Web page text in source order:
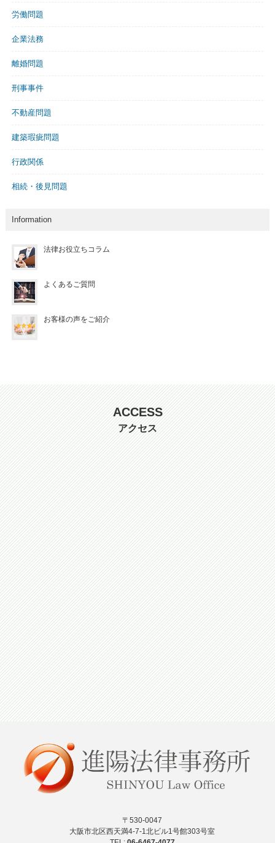
労働問題
企業法務
離婚問題
刑事事件
不動産問題
建築瑕疵問題
行政関係
相続・後見問題
Information
法律お役立ちコラム
よくあるご質問
お客様の声をご紹介
ACCESS
アクセス
〒530-0047
大阪市北区西天満4-7-1北ビル1号館303号室